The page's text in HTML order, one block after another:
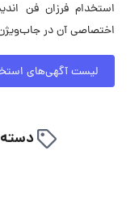
استخدام فرزان فن
اختصاصی آن در
لیست آگهی‌های